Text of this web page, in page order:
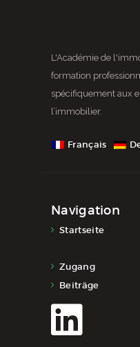
L'Académie de
formation
spécifiquement aux
l’immobilier.
Français
Navigation
Startseite
Zugang
Beiträge